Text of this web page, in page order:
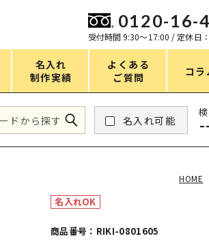
0120-16-
受付時間 9:30〜17:00 / 定休日
名入れ
制作実績
よくある
ご質問
コラ
価格
151～200円
201～250円
名入れ可能
HOME
名入れOK
商品番号：RIKI-0801605